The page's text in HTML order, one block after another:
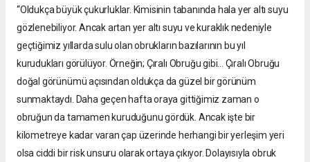
“Oldukça büyük çukurluklar. Kimisinin tabanında hala yer altı suyu
gözlenebiliyor. Ancak artan yer altı suyu ve kuraklık nedeniyle
geçtiğimiz yıllarda sulu olan obrukların bazılarının bu yıl
kurudukları görülüyor. Örneğin; Çıralı Obruğu gibi... Çıralı Obruğu
doğal görünümü açısından oldukça da güzel bir görünüm
sunmaktaydı. Daha geçen hafta oraya gittiğimiz zaman o
obruğun da tamamen kuruduğunu gördük. Ancak işte bir
kilometreye kadar varan çap üzerinde herhangi bir yerleşim yeri
olsa ciddi bir risk unsuru olarak ortaya çıkıyor. Dolayısıyla obruk